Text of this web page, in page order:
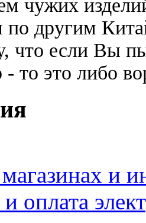
чужих
по другим
что если Вы
то это либо
и
оплата